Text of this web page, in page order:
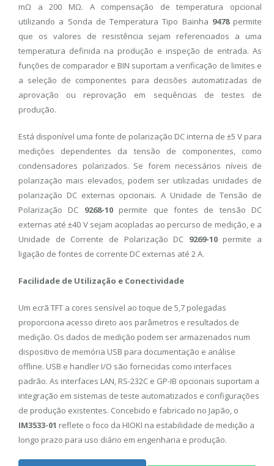
mΩ a 200 MΩ. A compensação de temperatura opcional
utilizando a Sonda de Temperatura Tipo Bainha 9478permite
que os valores de resistência sejam referenciados a uma
temperatura definida na produção e inspeção de entrada. As
funções de comparador e BIN suportam a verificação de limites e
a seleção de componentes para decisões automatizadas de
aprovação ou reprovação em sequências de testes de
produção.
Está disponível uma fonte de polarização DC interna de ±5 V para
medições dependentes da tensão de componentes, como
condensadores polarizados. Se forem necessários níveis de
polarização mais elevados, podem ser utilizadas unidades de
polarização DC externas opcionais. A Unidade de Tensão de
Polarização DC 9268-10permite que fontes de tensão DC
externas até ±40 V sejam acopladas ao percurso de medição, e a
Unidade de Corrente de Polarização DC 9269-10permite a
ligação de fontes de corrente DC externas até 2 A.
Facilidade de Utilização e Conectividade
Um ecrã TFT a cores sensível ao toque de 5,7 polegadas
proporciona acesso direto aos parâmetros e resultados de
medição. Os dados de medição podem ser armazenados num
dispositivo de memória USB para documentação e análise
offline. USB e handler I/O são fornecidas como interfaces
padrão. As interfaces LAN, RS-232C e GP-IB opcionais suportam a
integração em sistemas de teste automatizados e configurações
de produção existentes. Concebido e fabricado no Japão, o
IM3533-01 reflete o foco da HIOKI na estabilidade de medição a
longo prazo para uso diário em engenharia e produção.